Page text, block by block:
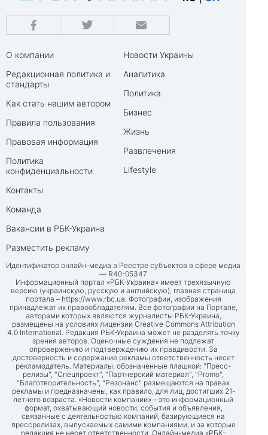
О компании
Редакционная политика и
стандарты
Как стать нашим автором
Правила пользования
Правовая информация
Политика
конфиденциальности
Контакты
Команда
Вакансии в РБК-Украина
Разместить рекламу
Новости Украины
Аналитика
Политика
Бизнес
Жизнь
Развлечения
Lifestyle
Идентификатор онлайн-медиа в Реестре субъектов в сфере медиа
— R40-05347
Информационный портал «РБК-Украина» имеет трехязычную
версию (украинскую, русскую и английскую), главная страница
портала – https://www.rbc.ua. Фотографии, изображения
принадлежат их правообладателям. Все фотографии на Портале,
авторами которых являются журналисты РБК-Украина,
размещены на условиях лицензии Creative Commons Attribution
4.0 International. Редакция РБК-Украина может не разделять точку
зрения авторов. Оценочные суждения не подлежат
опровержению и подтверждению их правдивости. За
достоверность и содержание рекламы ответственность несет
рекламодатель. Материалы, обозначенные плашкой: "Пресс-
релизы", "Спецпроект", "Партнерский материал", "Promo",
"Благотворительность", "Резонанс" размещаются на правах
рекламы и предназначены, как правило, для лиц, достигших 21-
летнего возраста. «Новости компании» – это информационный
формат, охватывающий новости, события и объявления,
связанные с деятельностью компаний, базирующиеся на
прессрелизах, выпускаемых самими компаниями, и за которые
редакция не несет ответственности. Онлайн-медиа «РБК-